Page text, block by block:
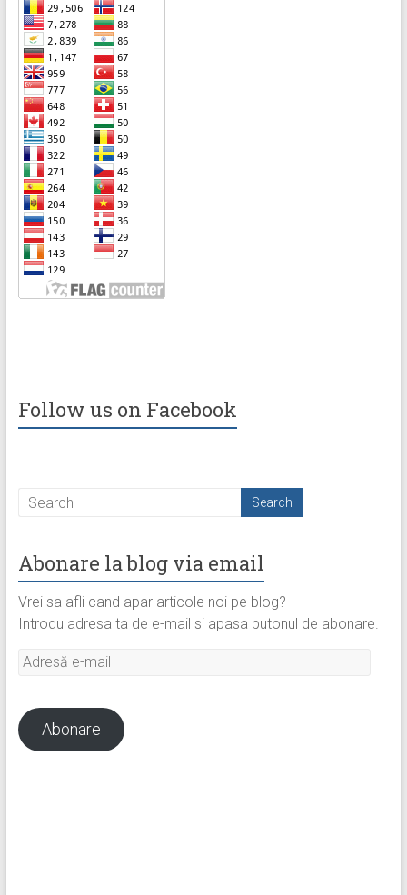
Follow us on Facebook
Abonare la blog via email
Vrei sa afli cand apar articole noi pe blog?
Introdu adresa ta de e-mail si apasa butonul de abonare.
Adresă
Abonare